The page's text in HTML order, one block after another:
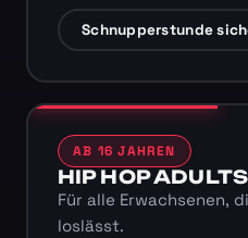
Schnupperstunde
AB 16 JAHREN
HIP HOP ADULTS
Für alle Erwachsenen,
loslässt.